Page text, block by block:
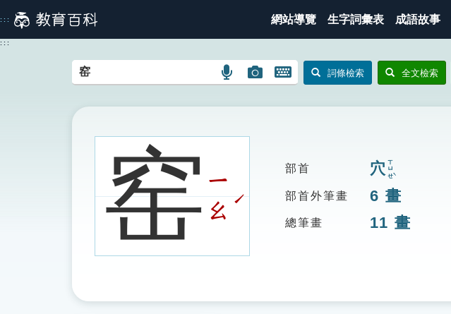
到
主
::: 網站導覽 生字詞彙表 成語故事
:::
語
搜
圖
圖
搜
開
鍵
詞條檢索 全文檢索
窑ㄧ
ㄠ
ˊ
部首 穴 ㄒㄩㄝˋ
部首外筆畫 6 畫
總筆畫 11 畫